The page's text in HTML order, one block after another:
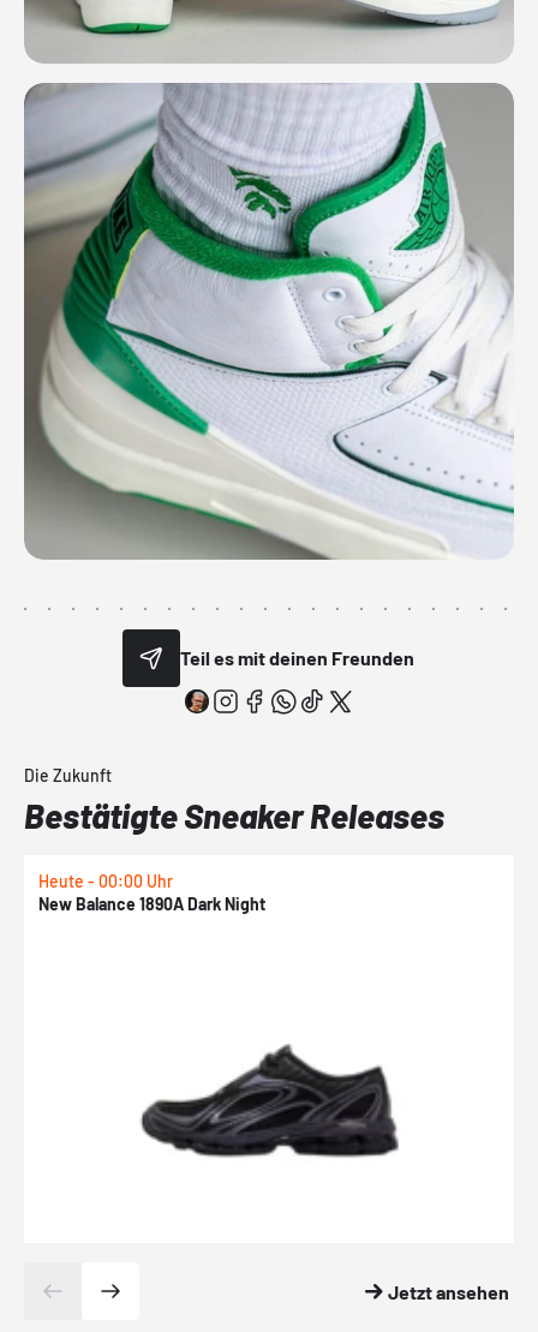
Teil es mit deinen Freunden
Die Zukunft
Bestätigte Sneaker Releases
Heute - 00:00 Uhr
New Balance 1890A Dark Night
Jetzt ansehen